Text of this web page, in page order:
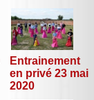
Entrainement
en privé 23 mai
2020